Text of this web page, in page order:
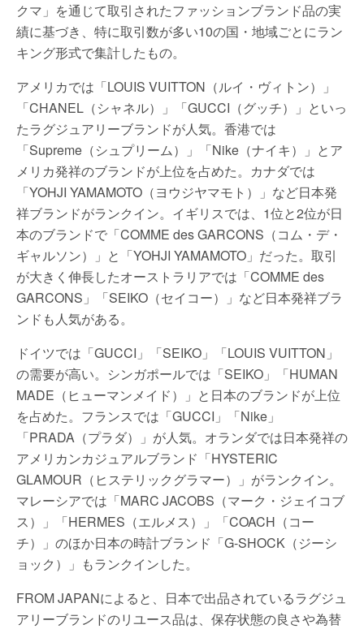
クマ」を通じて取引されたファッションブランド品の実
績に基づき、特に取引数が多い10の国・地域ごとにラン
キング形式で集計したもの。
アメリカでは「LOUIS VUITTON（ルイ・ヴィトン）」
「CHANEL（シャネル）」「GUCCI（グッチ）」といっ
たラグジュアリーブランドが人気。香港では
「Supreme（シュプリーム）」「Nike（ナイキ）」とア
メリカ発祥のブランドが上位を占めた。カナダでは
「YOHJI YAMAMOTO（ヨウジヤマモト）」など日本発
祥ブランドがランクイン。イギリスでは、1位と2位が日
本のブランドで「COMME des GARCONS（コム・デ・
ギャルソン）」と「YOHJI YAMAMOTO」だった。取引
が大きく伸長したオーストラリアでは「COMME des
GARCONS」「SEIKO（セイコー）」など日本発祥ブラ
ンドも人気がある。
ドイツでは「GUCCI」「SEIKO」「LOUIS VUITTON」
の需要が高い。シンガポールでは「SEIKO」「HUMAN
MADE（ヒューマンメイド）」と日本のブランドが上位
を占めた。フランスでは「GUCCI」「Nike」
「PRADA（プラダ）」が人気。オランダでは日本発祥の
アメリカンカジュアルブランド「HYSTERIC
GLAMOUR（ヒステリックグラマー）」がランクイン。
マレーシアでは「MARC JACOBS（マーク・ジェイコブ
ス）」「HERMES（エルメス）」「COACH（コー
チ）」のほか日本の時計ブランド「G-SHOCK（ジーシ
ョック）」もランクインした。
FROM JAPANによると、日本で出品されているラグジュ
アリーブランドのリユース品は、保存状態の良さや為替